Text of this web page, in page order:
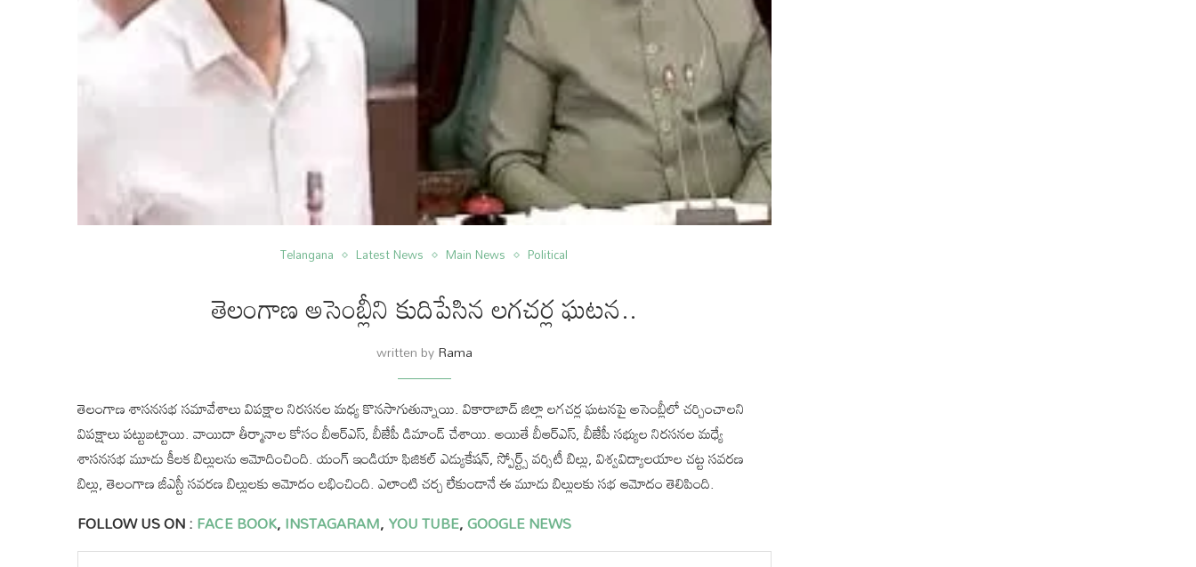
Telangana Latest News Main News Political
తెలంగాణ అసెంబ్లీని కుదిపేసిన లగచర్ల ఘటన..
written byRama
తెలంగాణ శాసనసభ సమావేశాలు విపక్షాల నిరసనల మధ్య కొనసాగుతున్నాయి. వికారాబాద్‌ జిల్లా లగచర్ల ఘటనపై అసెంబ్లీలో చర్చించాలని
విపక్షాలు పట్టుబట్టాయి. వాయిదా తీర్మానాల కోసం బీఆర్ఎస్, బీజేపీ డిమాండ్‌ చేశాయి. అయితే బీఆర్ఎస్, బీజేపీ సభ్యుల నిరసనల మధ్యే
శాసనసభ మూడు కీలక బిల్లులను ఆమోదించింది. యంగ్‌ ఇండియా ఫిజికల్‌ ఎడ్యుకేషన్‌, స్పోర్ట్స్‌ వర్సిటీ బిల్లు, విశ్వవిద్యాలయాల చట్ట సవరణ
బిల్లు, తెలంగాణ జీఎస్టీ సవరణ బిల్లులకు ఆమోదం లభించింది. ఎలాంటి చర్చ లేకుండానే ఈ మూడు బిల్లులకు సభ ఆమోదం తెలిపింది.
FOLLOW US ON :FACE BOOK,INSTAGARAM,YOU TUBE,GOOGLE NEWS